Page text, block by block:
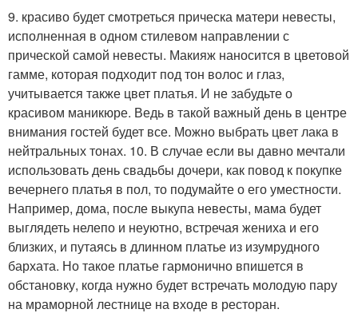
9. красиво будет смотреться прическа матери невесты,
исполненная в одном стилевом направлении с
прической самой невесты. Макияж наносится в цветовой
гамме, которая подходит под тон волос и глаз,
учитывается также цвет платья. И не забудьте о
красивом маникюре. Ведь в такой важный день в центре
внимания гостей будет все. Можно выбрать цвет лака в
нейтральных тонах. 10. В случае если вы давно мечтали
использовать день свадьбы дочери, как повод к покупке
вечернего платья в пол, то подумайте о его уместности.
Например, дома, после выкупа невесты, мама будет
выглядеть нелепо и неуютно, встречая жениха и его
близких, и путаясь в длинном платье из изумрудного
бархата. Но такое платье гармонично впишется в
обстановку, когда нужно будет встречать молодую пару
на мраморной лестнице на входе в ресторан.